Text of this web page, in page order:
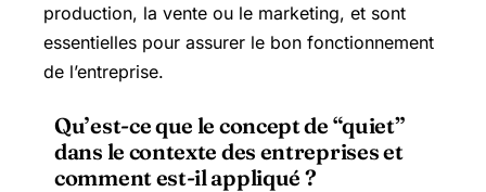
production, la vente ou le marketing, et sont
essentielles pour assurer le bon fonctionnement
de l’entreprise.
Qu’est-ce que le concept de “quiet”
dans le contexte des entreprises et
comment est-il appliqué ?